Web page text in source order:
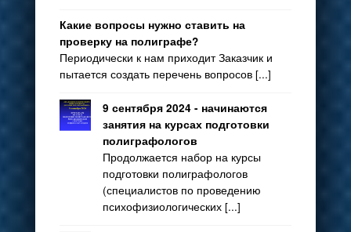
Какие вопросы нужно ставить на
проверку на полиграфе?
Периодически к нам приходит Заказчик и
пытается создать перечень вопросов [...]
9 сентября 2024 - начинаются
занятия на курсах подготовки
полиграфологов
Продолжается набор на курсы
подготовки полиграфологов
(специалистов по проведению
психофизиологических [...]